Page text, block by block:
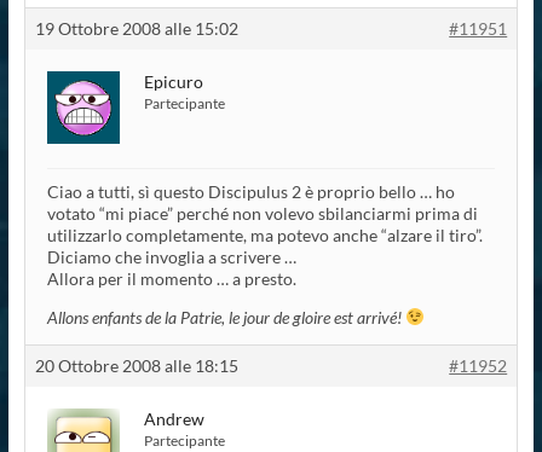
19 Ottobre 2008 alle 15:02 #11951
Epicuro
Partecipante
Ciao a tutti, sì questo Discipulus 2 è proprio bello … ho
votato “mi piace” perché non volevo sbilanciarmi prima di
utilizzarlo completamente, ma potevo anche “alzare il tiro”.
Diciamo che invoglia a scrivere …
Allora per il momento … a presto.
Allons enfants de la Patrie, le jour de gloire est arrivé!
20 Ottobre 2008 alle 18:15 #11952
Andrew
Partecipante